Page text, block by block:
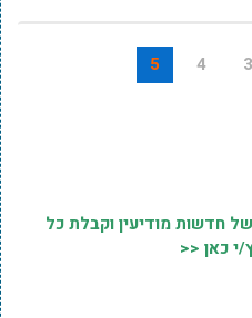
3
4
5
חדשות מודיעין וקבלת כל
י כאן <<